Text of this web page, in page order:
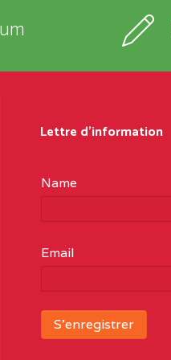
Lettre d'information
Name
Email